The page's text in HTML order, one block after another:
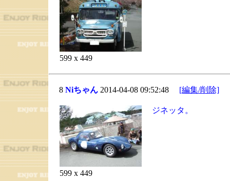
599 x 449
8 Niちゃん2014-04-08 09:52:48 [編集/削除]
599 x 449
ジネッタ。